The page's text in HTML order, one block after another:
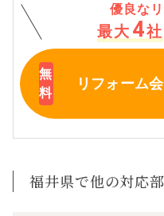
優良な
最大 4社
リフォーム
福井県で他の対応